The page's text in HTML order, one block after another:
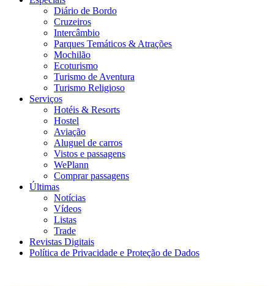
Diário de Bordo
Cruzeiros
Intercâmbio
Parques Temáticos & Atrações
Mochilão
Ecoturismo
Turismo de Aventura
Turismo Religioso
Serviços
Hotéis & Resorts
Hostel
Aviação
Aluguel de carros
Vistos e passagens
WePlann
Comprar passagens
Últimas
Notícias
Vídeos
Listas
Trade
Revistas Digitais
Política de Privacidade e Proteção de Dados